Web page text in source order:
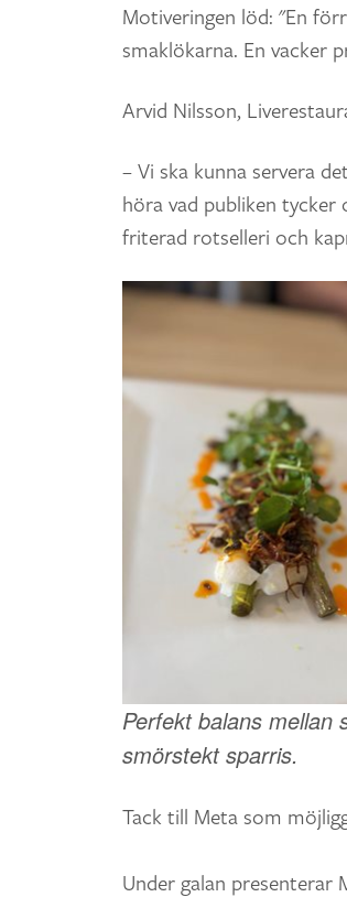
Motiveringen löd: "En
smaklökarna. En vacker
Arvid Nilsson,
– Vi ska kunna servera
höra vad publiken
friterad rotselleri och
Perfekt balans mellan
smörstekt sparris.
Tack till Meta som
Under galan presenterar